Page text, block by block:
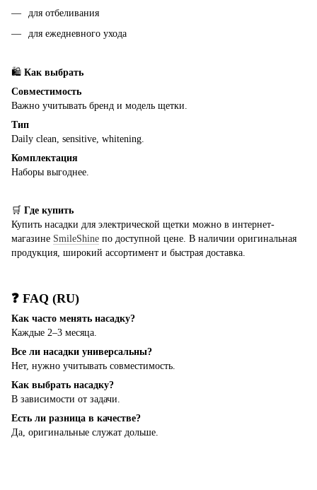
для отбеливания
для ежедневного ухода
🛍 Как выбрать
Совместимость
Важно учитывать бренд и модель щетки.
Тип
Daily clean, sensitive, whitening.
Комплектация
Наборы выгоднее.
🛒 Где купить
Купить насадки для электрической щетки можно в интернет-
магазине SmileShine по доступной цене. В наличии оригинальная
продукция, широкий ассортимент и быстрая доставка.
❓ FAQ (RU)
Как часто менять насадку?
Каждые 2–3 месяца.
Все ли насадки универсальны?
Нет, нужно учитывать совместимость.
Как выбрать насадку?
В зависимости от задачи.
Есть ли разница в качестве?
Да, оригинальные служат дольше.